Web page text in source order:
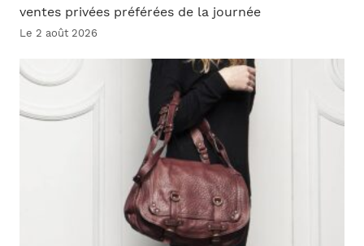
ventes privées préférées de la journée
Le 2 août 2026